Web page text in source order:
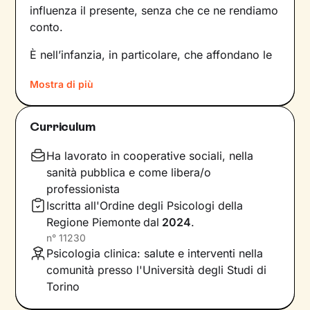
influenza il presente, senza che ce ne rendiamo
conto.
È nell’infanzia, in particolare, che affondano le
e agire: leesperienze vissute in famiglia
infatti, vengono apprese, memorizzate e
riproposte nelle relazioni successive.
che in età adulta si attivano in maniera
automatica - è la chiave per innescare il
cambiamento.
Conoscere noi stessi significaportare alla luce
ciò che per tanto tempo è rimasto dietro le
quinte: raggiungere questo tipo di
consapevolezza è il primo passo necessario
persvincolare il presente dal passato
Mostra di più
Curriculum
Ha lavorato in cooperative sociali, nella
sanità pubblica e come libera/o
professionista
Iscritta all'Ordine degli Psicologi della
Regione Piemonte dal 2024.
n° 11230
Psicologia clinica: salute e interventi nella
comunità presso l'Università degli Studi di
Torino